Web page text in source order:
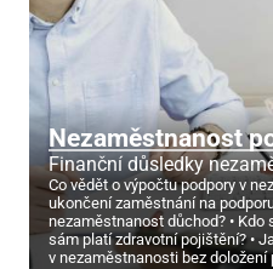
Nezaměstnanost
Finanční důsledky
Co vědět o výpočtu podpory v
ukončení zaměstnání na
nezaměstnanost důchod?
Kdo
sám platí zdravotní pojištění?
v nezaměstnanosti bez doložení